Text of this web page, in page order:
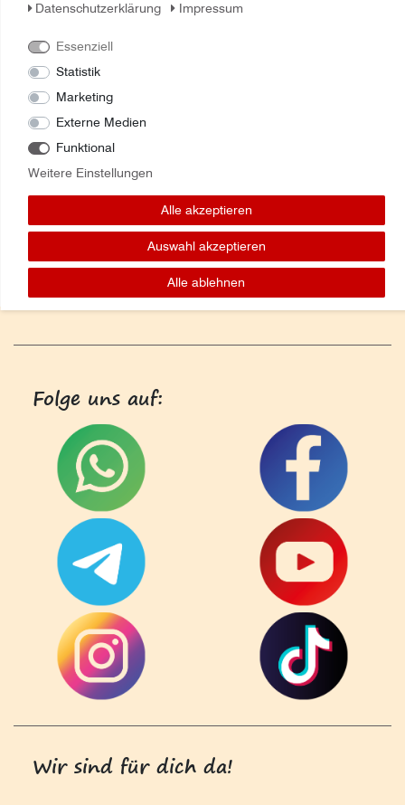
Zuletzt angesehene Artikel:
Folge uns auf:
Wir sind für dich da!
Daten­schutz­erklärung
Impressum
Essenziell
Statistik
Marketing
Externe Medien
Funktional
Weitere Einstellungen
Alle akzeptieren
Auswahl akzeptieren
Alle ablehnen